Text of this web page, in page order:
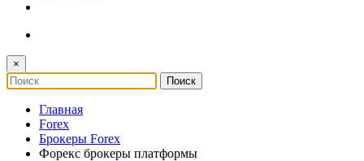
×
Главная
Forex
Брокеры Forex
Форекс брокеры платформы